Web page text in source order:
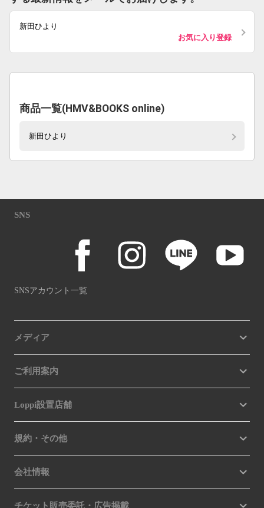
新田ひより
お気に入り登録
商品一覧(HMV&BOOKS online)
新田ひより
SNS
SNSアカウント一覧
メディア
ご利用案内
Loppi設置店舗
規約・その他
会社情報
チケット販売委託・広告掲載